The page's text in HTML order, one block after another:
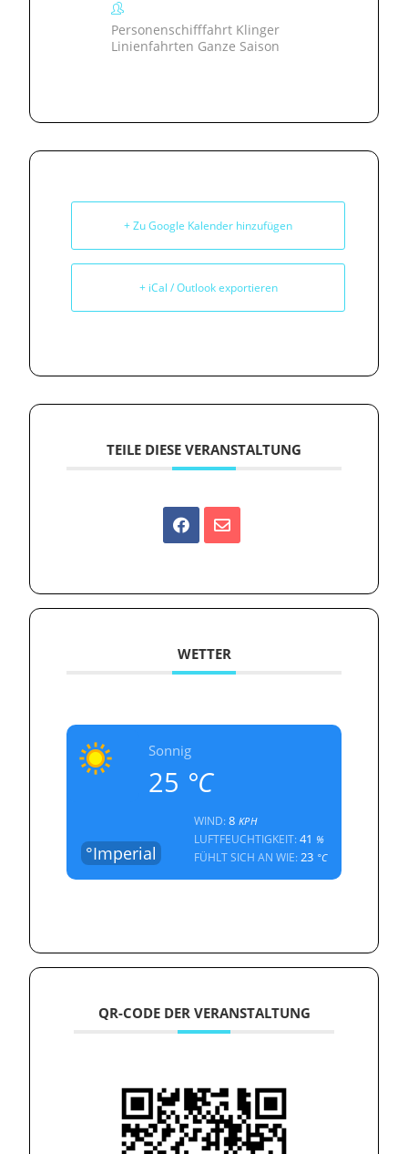
Personenschifffahrt Klinger
Linienfahrten Ganze Saison
+ Zu Google Kalender hinzufügen
+ iCal / Outlook exportieren
TEILE DIESE VERANSTALTUNG
WETTER
Sonnig
25 °C
°Imperial
WIND:8 KPH
LUFTFEUCHTIGKEIT:41 %
FÜHLT SICH AN WIE:23 °C
QR-CODE DER VERANSTALTUNG